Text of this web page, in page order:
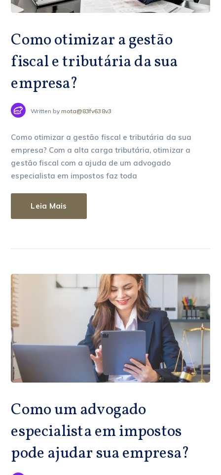
Como otimizar a gestão
fiscal e tributária da sua
empresa?
Written bymota@83fv638v3
Como otimizar a gestão fiscal e tributária da sua
empresa? Com a alta carga tributária, otimizar a
gestão fiscal com a ajuda de um advogado
especialista em impostos faz toda
Leia Mais
Como um advogado
especialista em impostos
pode ajudar sua empresa?